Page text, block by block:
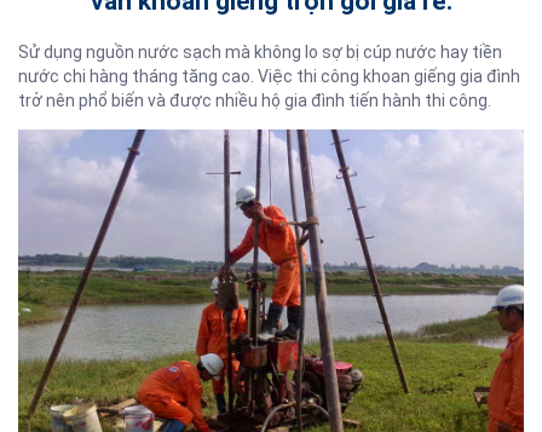
Sử dụng nguồn nước sạch mà không lo sợ bị cúp nước hay tiền
nước chi hàng tháng tăng cao. Việc thi công khoan giếng gia đình
trở nên phổ biến và được nhiều hộ gia đình tiến hành thi công.